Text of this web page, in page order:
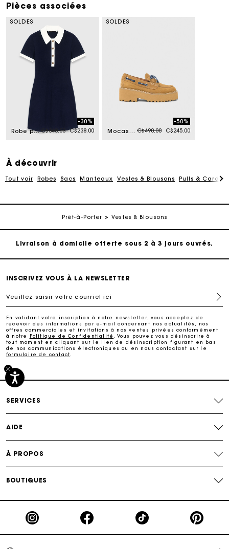
Pièces associées
SOLDES
Robe polo à finitions contrastésPrice reduced from
C$340.00to
-30%
C$238.00
SOLDES
Mocassins bateau suède à plateforme Price reduced from
C$490.00to
-50%
C$245.00
À découvrir
Tout voir Robes Sacs Manteaux Vestes & Blousons Pulls &
Prêt-à-Porter Vestes & Blousons
Livraison à domicile offerte sous 2 à 3 jours ouvrés.
Suivi de commande
Livraison à domicile offerte sous 2 à 3 jours ouvrés.
Suivi de commande
INSCRIVEZ VOUS À LA NEWSLETTER
Veuillez saisir votre courriel ici
En validant votre inscription à notre newsletter, vous acceptez de
recevoir des informations par e-mail concernant nos actualités, nos
offres commerciales et invitations à nos ventes privées conformément
à notre
Politique de Confidentialité
. Vous pouvez vous désinscrire à
tout moment en cliquant sur le lien de désinscription figurant en bas
de nos communications électroniques ou en nous contactant sur le
formulaire de contact
SERVICES
AIDE
À PROPOS
BOUTIQUES